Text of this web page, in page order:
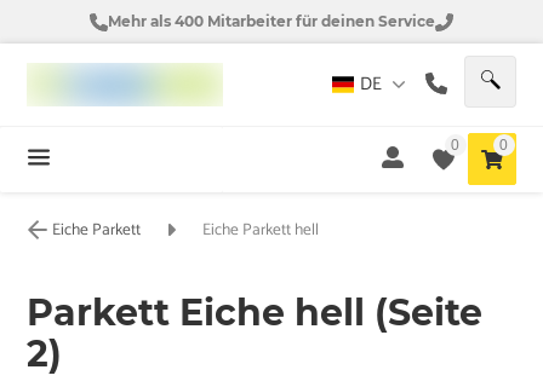
Mehr als 400 Mitarbeiter für deinen Service
DE
0 0
Eiche Parkett Eiche Parkett hell
Parkett Eiche hell (Seite
2)